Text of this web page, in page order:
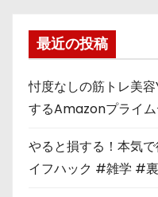
最近の投稿
忖度なしの筋トレ美
するAmazonプライ
やると損する！本気
イフハック #雑学 #